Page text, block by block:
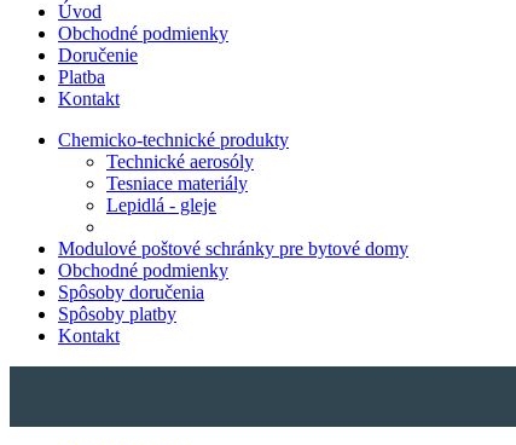
Úvod
Obchodné podmienky
Doručenie
Platba
Kontakt
Chemicko-technické produkty
Technické aerosóly
Tesniace materiály
Lepidlá - gleje
Modulové poštové schránky pre bytové domy
Obchodné podmienky
Spôsoby doručenia
Spôsoby platby
Kontakt